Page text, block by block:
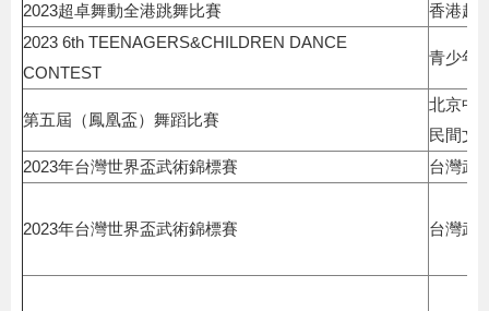
2023超卓舞動全港跳舞比賽
香港超
2023 6th TEENAGERS&CHILDREN DANCE
CONTEST
青少年
第五屆（鳳凰盃）舞蹈比賽
北京中
民間文
2023年台灣世界盃武術錦標賽
台灣武
2023年台灣世界盃武術錦標賽 台灣武